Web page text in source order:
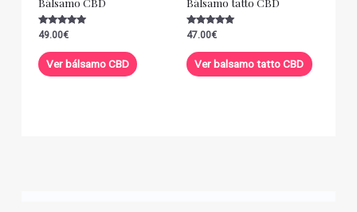
Valorado con
de 5
49.00€
Ver bálsamo CBD
Valorado con
de 5
47.00€
Ver balsamo tatto CBD